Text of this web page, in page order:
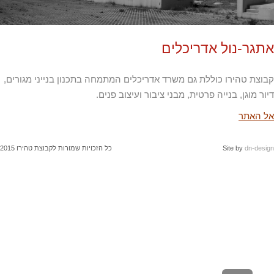
נול אדריכלים
טהירו כוללת גם משרד אדריכלים המתמחה בתכנון בנייני מגורים,
מוגן, בנייה פרטית, מבני ציבור ועיצוב פנים.
האתר
Site bydn- כל הזכויות שמורות לקבוצת טהירו 2015